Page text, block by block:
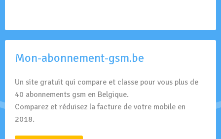
Mon-abonnement-gsm.be
Un site gratuit qui compare et classe pour vous plus de
40 abonnements gsm en Belgique.
Comparez et réduisez la facture de votre mobile en
2018.